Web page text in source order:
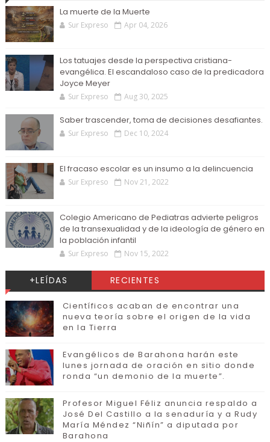
La muerte de la Muerte
Sur Expreso Apr 04, 2026
Los tatuajes desde la perspectiva cristiana-
evangélica. El escandaloso caso de la predicadora
Joyce Meyer
Sur Expreso Aug 30, 2025
Saber trascender, toma de decisiones desafiantes.
Sur Expreso Dec 10, 2024
El fracaso escolar es un insumo a la delincuencia
Sur Expreso Nov 21, 2022
Colegio Americano de Pediatras advierte peligros
de la transexualidad y de la ideología de género en
la población infantil
Sur Expreso Nov 15, 2022
+LEÍDAS RECIENTES
Científicos acaban de encontrar una
nueva teoría sobre el origen de la vida
en la Tierra
Evangélicos de Barahona harán este
lunes jornada de oración en sitio donde
ronda “un demonio de la muerte”.
Profesor Miguel Féliz anuncia respaldo a
José Del Castillo a la senaduría y a Rudy
María Méndez “Niñín” a diputada por
Barahona